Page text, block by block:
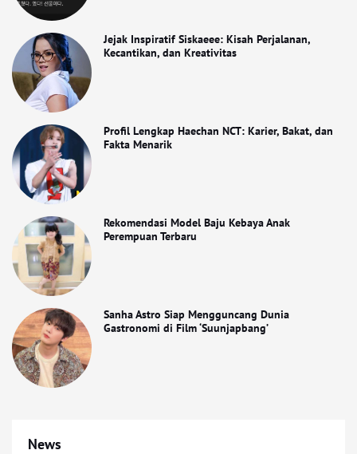
Jejak Inspiratif Siskaeee: Kisah Perjalanan,
Kecantikan, dan Kreativitas
Profil Lengkap Haechan NCT: Karier, Bakat, dan
Fakta Menarik
Rekomendasi Model Baju Kebaya Anak
Perempuan Terbaru
Sanha Astro Siap Mengguncang Dunia
Gastronomi di Film ‘Suunjapbang’
News